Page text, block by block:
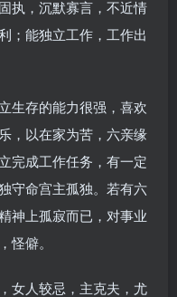
执，沉默寡言，不近情
；能独立工作，工作出
存的能力很强，喜欢
，以在家为苦，六亲缘
完成工作任务，有一定
守命宫主孤独。若有六
神上孤寂而已，对事业
僻。
人较忌，主克夫，尤